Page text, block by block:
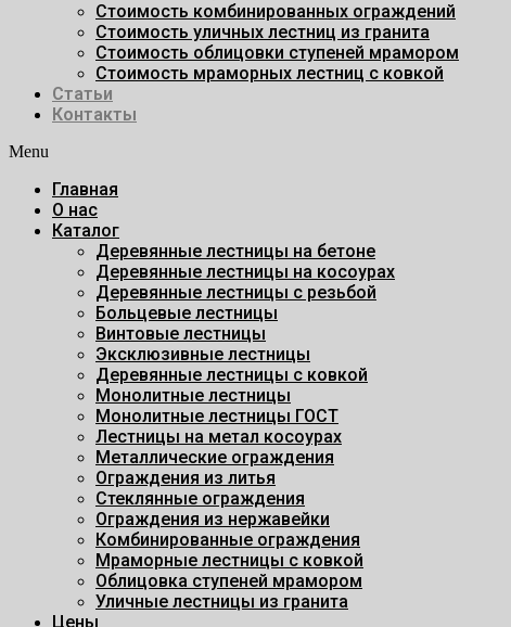
Стоимость комбинированных ограждений
Стоимость уличных лестниц из гранита
Стоимость облицовки ступеней мрамором
Стоимость мраморных лестниц с ковкой
Статьи
Контакты
Menu
Главная
О нас
Каталог
Деревянные лестницы на бетоне
Деревянные лестницы на косоурах
Деревянные лестницы с резьбой
Больцевые лестницы
Винтовые лестницы
Эксклюзивные лестницы
Деревянные лестницы с ковкой
Монолитные лестницы
Монолитные лестницы ГОСТ
Лестницы на метал косоурах
Металлические ограждения
Ограждения из литья
Стеклянные ограждения
Ограждения из нержавейки
Комбинированные ограждения
Мраморные лестницы с ковкой
Облицовка ступеней мрамором
Уличные лестницы из гранита
Цены